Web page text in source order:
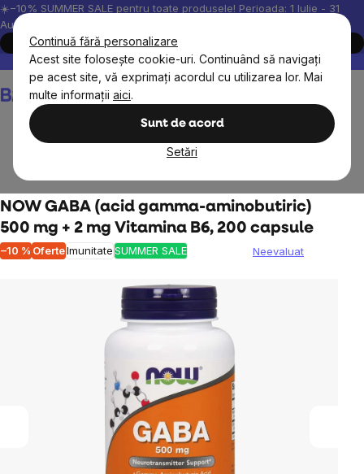
Continuă fără personalizare
Acest site folosește cookie-uri. Continuând să navigați
pe acest site, vă exprimați acordul cu utilizarea lor. Mai
multe informații aici.
Sunt de acord
Setări
Treci
la
conținut
☀️−10% SUMMER SALE pentru toate produsele! Perioada: 1 Iulie - 31
August, 2026.
Cumpără acum
Peste 200.000 de recenzii verificate
Produsele noastre sunt
Coş
de
NOW GABA (acid gamma-aminobutiric)
500 mg + 2 mg Vitamina B6, 200 capsule
–10 % OferteImunitateSUMMER SALE
Evaluarea
a
produsului
este
5
stele.
Neevaluat